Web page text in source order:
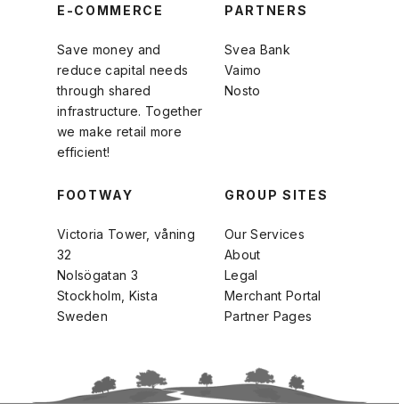
E-COMMERCE
Save money and
reduce capital needs
through shared
infrastructure. Together
we make retail more
efficient!
PARTNERS
Svea Bank
Vaimo
Nosto
FOOTWAY
Victoria Tower, våning
32
Nolsögatan 3
Stockholm, Kista
Sweden
GROUP SITES
Our Services
About
Legal
Merchant Portal
Partner Pages